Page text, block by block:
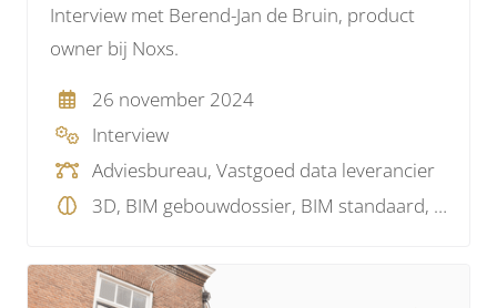
Interview met Berend-Jan de Bruin, product
owner bij Noxs.
26 november 2024
Interview
Adviesbureau, Vastgoed data leverancier
3D, BIM gebouwdossier, BIM standaard, BIM visie, Model checking